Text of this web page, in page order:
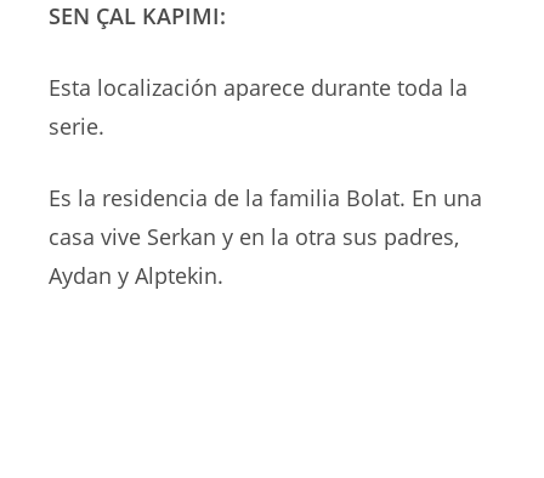
SEN ÇAL KAPIMI:
Esta localización aparece durante toda la
serie.
Es la residencia de la familia Bolat. En una
casa vive Serkan y en la otra sus padres,
Aydan y Alptekin.